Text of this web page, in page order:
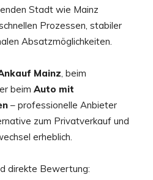
Stadt wie Mainz
Prozessen, stabiler
Absatzmöglichkeiten.
Mainz, beim
beim Auto mit
– professionelle Anbieter
zum Privatverkauf und
erheblich.
direkte Bewertung: